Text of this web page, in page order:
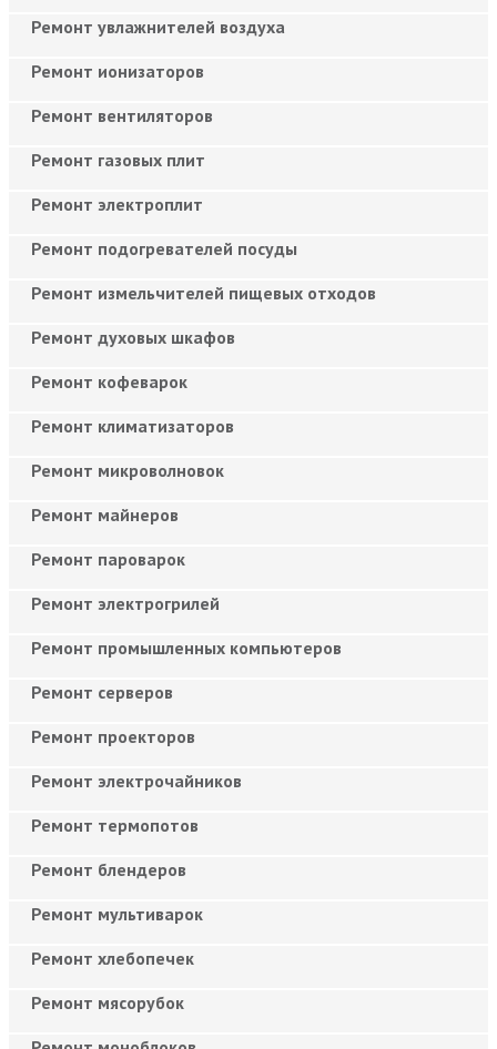
Ремонт увлажнителей воздуха
Ремонт ионизаторов
Ремонт вентиляторов
Ремонт газовых плит
Ремонт электроплит
Ремонт подогревателей посуды
Ремонт измельчителей пищевых отходов
Ремонт духовых шкафов
Ремонт кофеварок
Ремонт климатизаторов
Ремонт микроволновок
Ремонт майнеров
Ремонт пароварок
Ремонт электрогрилей
Ремонт промышленных компьютеров
Ремонт серверов
Ремонт проекторов
Ремонт электрочайников
Ремонт термопотов
Ремонт блендеров
Ремонт мультиварок
Ремонт хлебопечек
Ремонт мясорубок